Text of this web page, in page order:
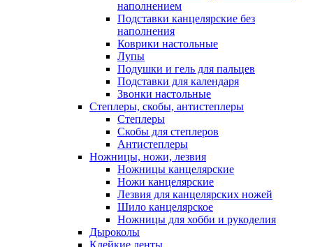
наполнением
Подставки канцелярские без
наполнения
Коврики настольные
Лупы
Подушки и гель для пальцев
Подставки для календаря
Звонки настольные
Степлеры, скобы, антистеплеры
Степлеры
Скобы для степлеров
Антистеплеры
Ножницы, ножи, лезвия
Ножницы канцелярские
Ножи канцелярские
Лезвия для канцелярских ножей
Шило канцелярское
Ножницы для хобби и рукоделия
Дыроколы